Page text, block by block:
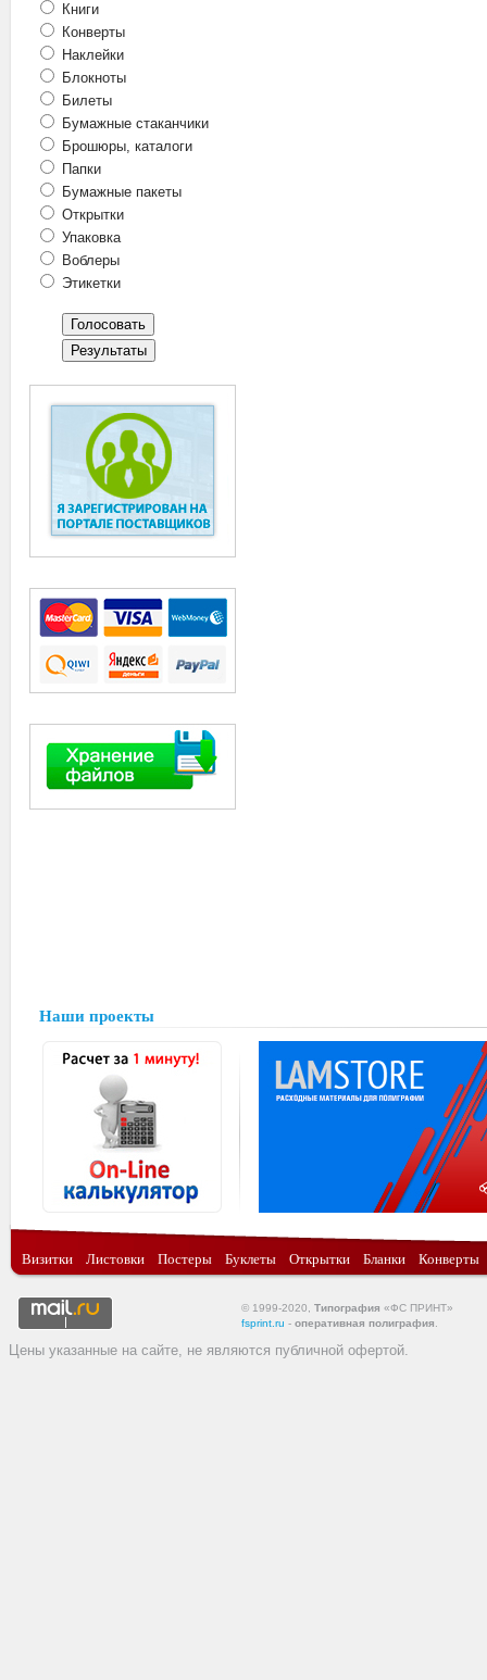
Книги
Конверты
Наклейки
Блокноты
Билеты
Бумажные стаканчики
Брошюры, каталоги
Папки
Бумажные пакеты
Открытки
Упаковка
Воблеры
Этикетки
Наши проекты
Визитки Листовки Постеры Буклеты Открытки Бланки Конверты
© 1999-2020, Типография «ФС ПРИНТ»
fsprint.ru - оперативная полиграфия
Цены указанные на сайте, не являются публичной офертой.